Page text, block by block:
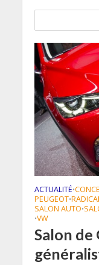
ACTUALITÉ•
PEUGEOT•
SALON AUTO•
•VW
Salon de